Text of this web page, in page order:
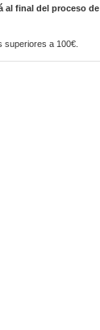
al final del proceso de
superiores a 100€.